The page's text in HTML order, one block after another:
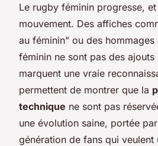
Le rugby féminin progresse, et
mouvement. Des affiches
au féminin” ou des hommages
féminin ne sont pas des
marquent une vraie
permettent de montrer que la
technique ne sont pas
une évolution saine, portée
génération de fans qui veulent